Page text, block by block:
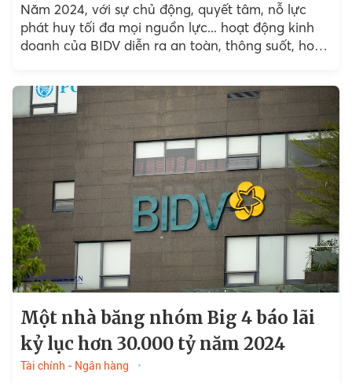
Năm 2024, với sự chủ động, quyết tâm, nỗ lực
phát huy tối đa mọi nguồn lực... hoạt động kinh
doanh của BIDV diễn ra an toàn, thông suốt, hoàn
Một nhà băng nhóm Big 4 báo lãi
kỷ lục hơn 30.000 tỷ năm 2024
Tài chính - Ngân hàng